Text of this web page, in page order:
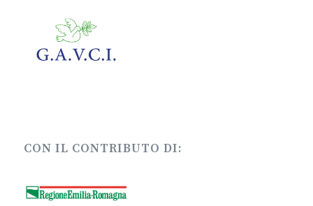
CON IL CONTRIBUTO DI: